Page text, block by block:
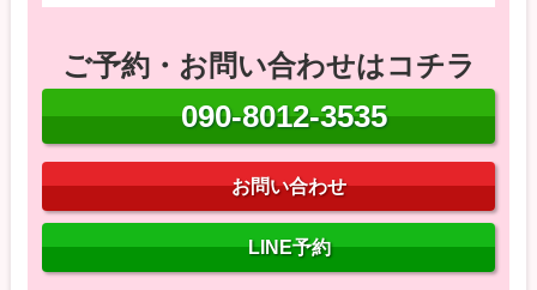
ご予約・お問い合わせはコチラ
090-8012-3535
お問い合わせ
LINE予約